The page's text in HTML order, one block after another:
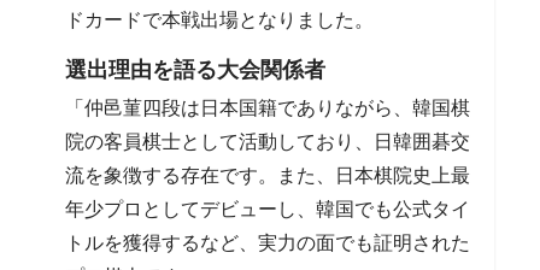
ドカードで本戦出場となりました。
選出理由を語る大会関係者
「仲邑菫四段は日本国籍でありながら、韓国棋
院の客員棋士として活動しており、日韓囲碁交
流を象徴する存在です。また、日本棋院史上最
年少プロとしてデビューし、韓国でも公式タイ
トルを獲得するなど、実力の面でも証明された